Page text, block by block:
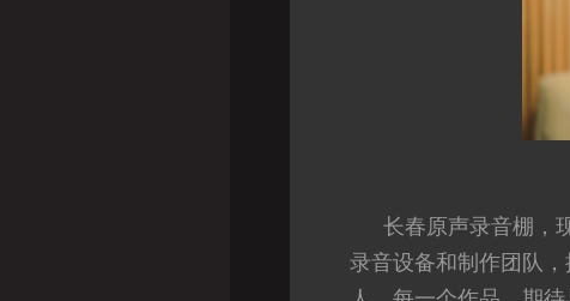
长春原声录音棚，
录音设备和制作团队